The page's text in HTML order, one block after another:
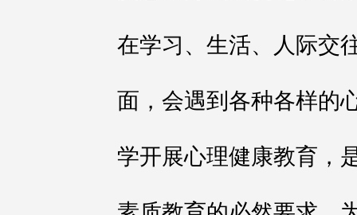
在学习、生活、人际交
面，会遇到各种各样的
学开展心理健康教育，